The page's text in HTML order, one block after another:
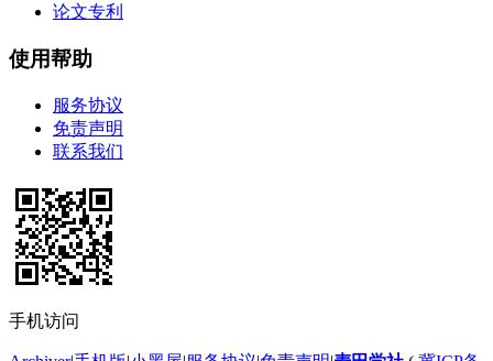
论文专利
使用帮助
服务协议
免责声明
联系我们
手机访问